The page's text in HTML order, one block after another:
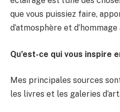
que vous puissiez faire,
d’atmosphère et
Qu’est-ce qui vous inspire
Mes principales sources
les livres et les galeries